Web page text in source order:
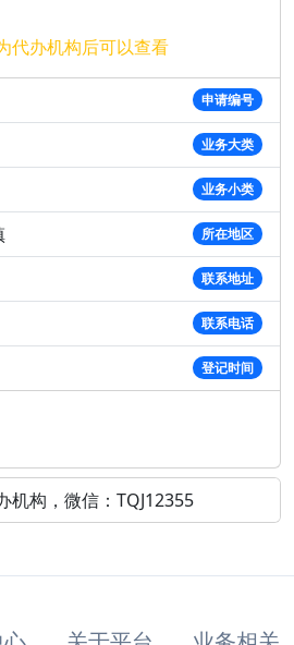
代办机构后可以查看
申请编号
业务大类
业务小类
所在地区
联系地址
联系电话
登记时间
机构，微信：TQJ12355